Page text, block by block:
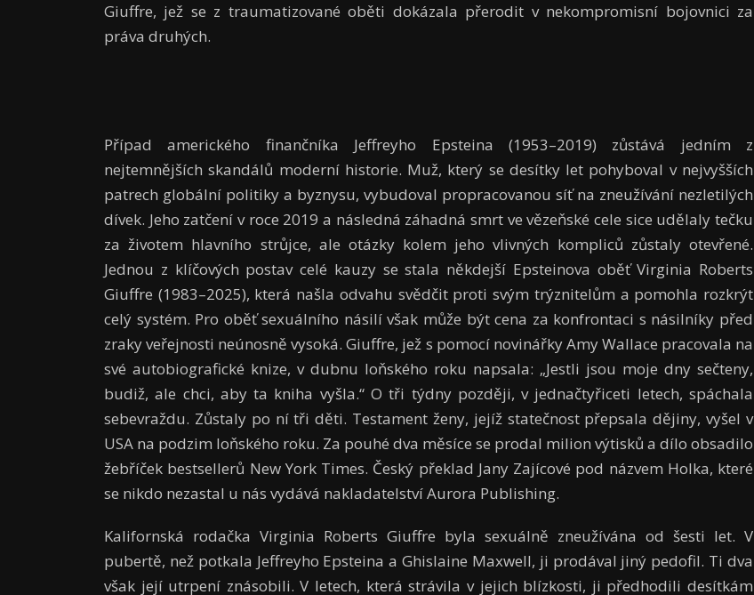
Giuffre, jež se z traumatizované oběti dokázala přerodit v nekompromisní bojovnici za
práva druhých.
Případ amerického finančníka Jeffreyho Epsteina (1953–2019) zůstává jedním z
nejtemnějších skandálů moderní historie. Muž, který se desítky let pohyboval v nejvyšších
patrech globální politiky a byznysu, vybudoval propracovanou síť na zneužívání nezletilých
dívek. Jeho zatčení v roce 2019 a následná záhadná smrt ve vězeňské cele sice udělaly tečku
za životem hlavního strůjce, ale otázky kolem jeho vlivných kompliců zůstaly otevřené.
Jednou z klíčových postav celé kauzy se stala někdejší Epsteinova oběť Virginia Roberts
Giuffre (1983–2025), která našla odvahu svědčit proti svým trýznitelům a pomohla rozkrýt
celý systém. Pro oběť sexuálního násilí však může být cena za konfrontaci s násilníky před
zraky veřejnosti neúnosně vysoká. Giuffre, jež s pomocí novinářky Amy Wallace pracovala na
své autobiografické knize, v dubnu loňského roku napsala: „Jestli jsou moje dny sečteny,
budiž, ale chci, aby ta kniha vyšla.“ O tři týdny později, v jednačtyřiceti letech, spáchala
sebevraždu. Zůstaly po ní tři děti. Testament ženy, jejíž statečnost přepsala dějiny, vyšel v
USA na podzim loňského roku. Za pouhé dva měsíce se prodal milion výtisků a dílo obsadilo
žebříček bestsellerů New York Times. Český překlad Jany Zajícové pod názvem Holka, které
se nikdo nezastal u nás vydává nakladatelství Aurora Publishing.
Kalifornská rodačka Virginia Roberts Giuffre byla sexuálně zneužívána od šesti let. V
pubertě, než potkala Jeffreyho Epsteina a Ghislaine Maxwell, ji prodával jiný pedofil. Ti dva
však její utrpení znásobili. V letech, která strávila v jejich blízkosti, ji předhodili desítkám